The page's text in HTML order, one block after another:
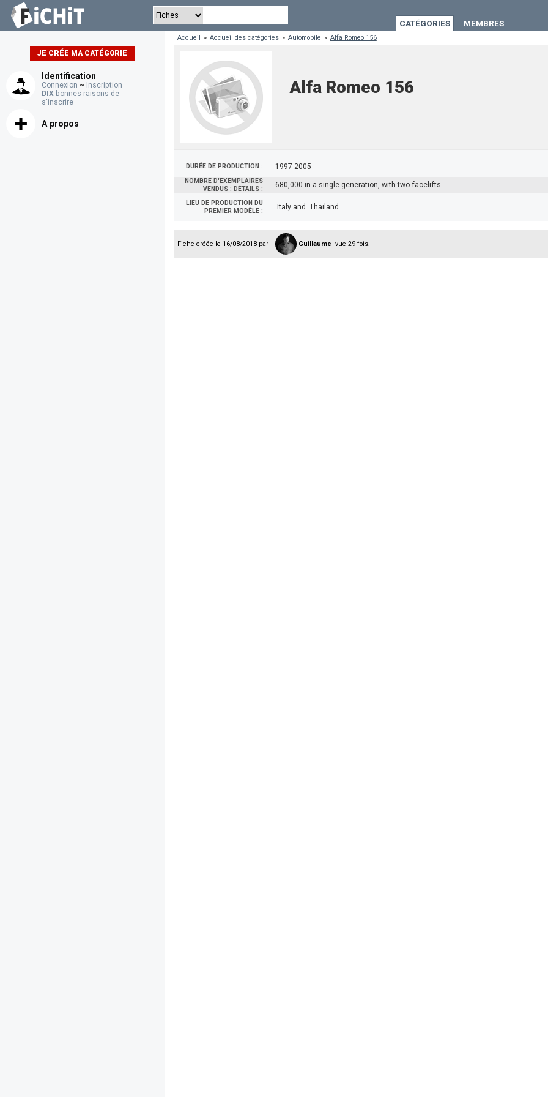
CATÉGORIES MEMBRES
JE CRÉE MA CATÉGORIE
Identification
Connexion ~ Inscription
DIX bonnes raisons de
s'inscrire
A propos
Accueil » Accueil des catégories » Automobile » Alfa Romeo 156
Alfa Romeo 156
DURÉE DE PRODUCTION : 1997-2005
NOMBRE D'EXEMPLAIRES
VENDUS : DÉTAILS :
680,000 in a single generation, with two facelifts.
LIEU DE PRODUCTION DU
PREMIER MODÈLE :
Italy and Thailand
Fiche créée le 16/08/2018 par Guillaume vue 29 fois.